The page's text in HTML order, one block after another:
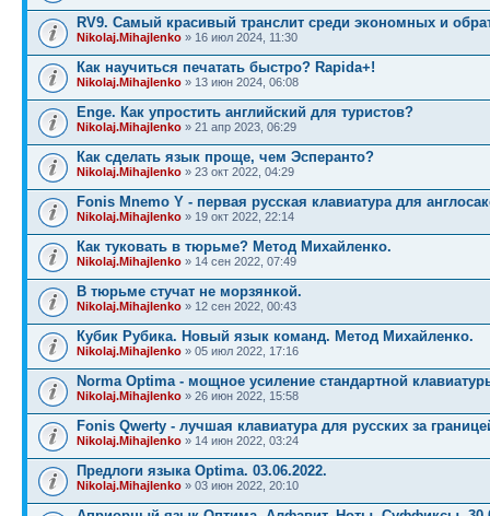
RV9. Самый красивый транслит среди экономных и
Nikolaj.Mihajlenko » 16 июл 2024, 11:30
Как научиться печатать быстро? Rapida+!
Nikolaj.Mihajlenko » 13 июн 2024, 06:08
Enge. Как упростить английский для туристов?
Nikolaj.Mihajlenko » 21 апр 2023, 06:29
Как сделать язык проще, чем Эсперанто?
Nikolaj.Mihajlenko » 23 окт 2022, 04:29
Fonis Mnemo Y - первая русская клавиатура для
Nikolaj.Mihajlenko » 19 окт 2022, 22:14
Как туковать в тюрьме? Метод Михайленко.
Nikolaj.Mihajlenko » 14 сен 2022, 07:49
В тюрьме стучат не морзянкой.
Nikolaj.Mihajlenko » 12 сен 2022, 00:43
Кубик Рубика. Новый язык команд. Метод Михайленко.
Nikolaj.Mihajlenko » 05 июл 2022, 17:16
Norma Optima - мощное усиление стандартной
Nikolaj.Mihajlenko » 26 июн 2022, 15:58
Fonis Qwerty - лучшая клавиатура для русских за
Nikolaj.Mihajlenko » 14 июн 2022, 03:24
Предлоги языка Optima. 03.06.2022.
Nikolaj.Mihajlenko » 03 июн 2022, 20:10